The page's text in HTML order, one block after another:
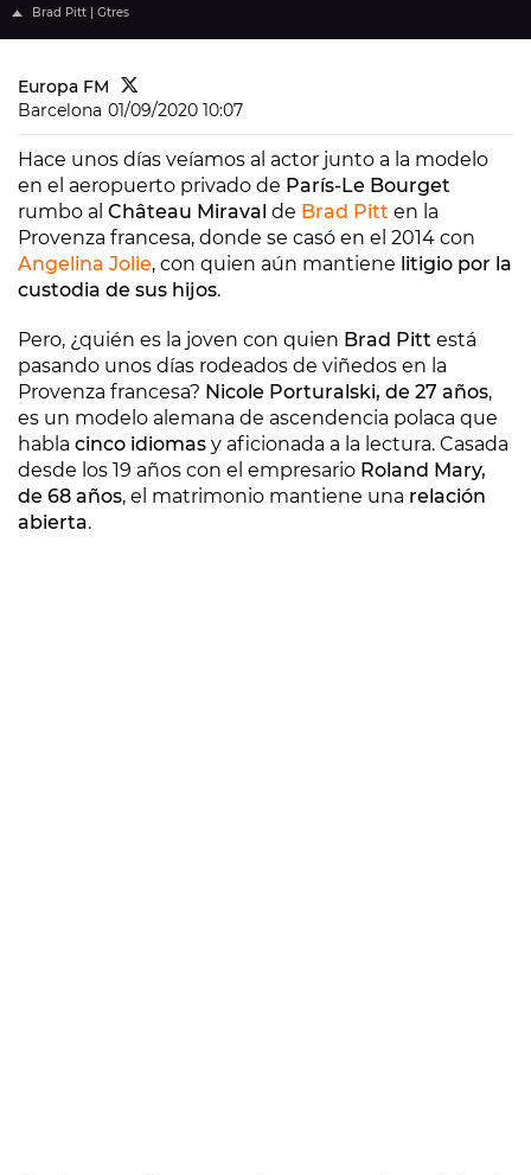
Brad Pitt | Gtres
Europa FM
Barcelona 01/09/2020 10:07
Hace unos días veíamos al actor junto a la modelo
en el aeropuerto privado de París-Le Bourget
rumbo al Château Miraval de Brad Pitt en la
Provenza francesa, donde se casó en el 2014 con
Angelina Jolie, con quien aún mantiene litigio por la
custodia de sus hijos.
Pero, ¿quién es la joven con quien Brad Pitt está
pasando unos días rodeados de viñedos en la
Provenza francesa? Nicole Porturalski, de 27 años,
es un modelo alemana de ascendencia polaca que
habla cinco idiomas y aficionada a la lectura. Casada
desde los 19 años con el empresario Roland Mary,
de 68 años, el matrimonio mantiene una relación
abierta.